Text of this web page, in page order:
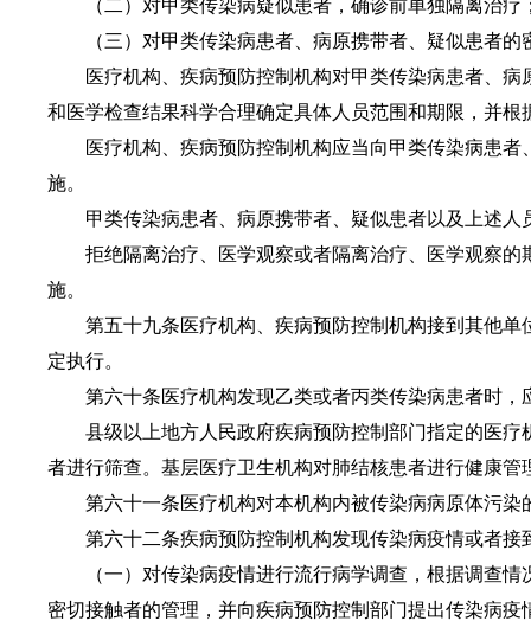
（二）对甲类传染病疑似患者，确诊前单独隔离治疗
（三）对甲类传染病患者、病原携带者、疑似患者的
医疗机构、疾病预防控制机构对甲类传染病患者、病
和医学检查结果科学合理确定具体人员范围和期限，并
医疗机构、疾病预防控制机构应当向甲类传染病患者
施。
甲类传染病患者、病原携带者、疑似患者以及上述人
拒绝隔离治疗、医学观察或者隔离治疗、医学观察的
施。
第五十九条医疗机构、疾病预防控制机构接到其他单
定执行。
第六十条医疗机构发现乙类或者丙类传染病患者时，
县级以上地方人民政府疾病预防控制部门指定的医疗
者进行筛查。基层医疗卫生机构对肺结核患者进行健康
第六十一条医疗机构对本机构内被传染病病原体污染
第六十二条疾病预防控制机构发现传染病疫情或者接
（一）对传染病疫情进行流行病学调查，根据调查情
密切接触者的管理，并向疾病预防控制部门提出传染病疫